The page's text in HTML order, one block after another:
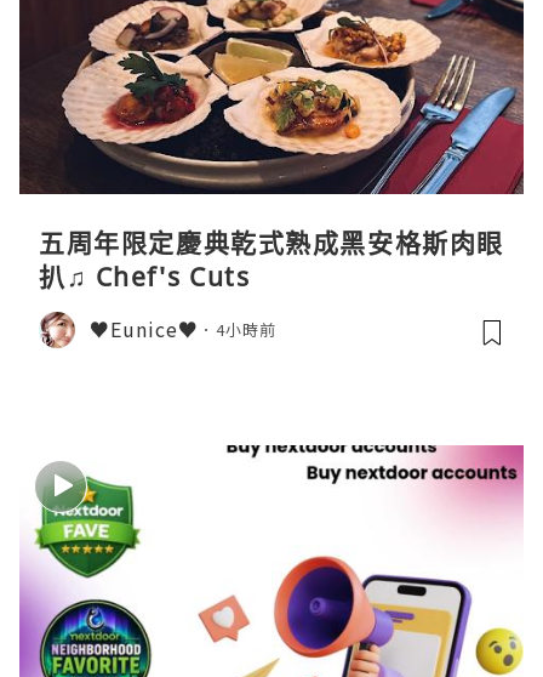
五周年限定慶典乾式熟成黑安格斯肉眼
扒♫ Chef's Cuts
♥Eunice♥ 4小時前